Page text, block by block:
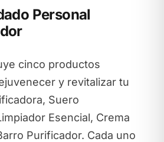
Personal
cinco productos
y revitalizar tu
Suero
Esencial, Crema
Purificador. Cada uno